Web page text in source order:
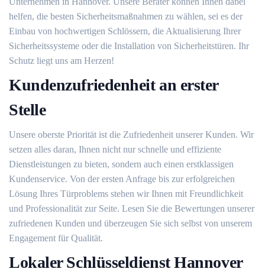
helfen, die besten Sicherheitsmaßnahmen zu wählen, sei es der
Einbau von hochwertigen Schlössern, die Aktualisierung Ihrer
Sicherheitssysteme oder die Installation von Sicherheitstüren. Ihr
Schutz liegt uns am Herzen!
Kundenzufriedenheit an erster
Stelle
Unsere oberste Priorität ist die Zufriedenheit unserer Kunden. Wir
setzen alles daran, Ihnen nicht nur schnelle und effiziente
Dienstleistungen zu bieten, sondern auch einen erstklassigen
Kundenservice. Von der ersten Anfrage bis zur erfolgreichen
Lösung Ihres Türproblems stehen wir Ihnen mit Freundlichkeit
und Professionalität zur Seite. Lesen Sie die Bewertungen unserer
zufriedenen Kunden und überzeugen Sie sich selbst von unserem
Engagement für Qualität.
Lokaler Schlüsseldienst Hannover